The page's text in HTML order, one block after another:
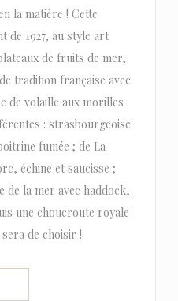
la matière ! Cette
de 1927, au style art
de fruits de mer,
tradition française avec
de volaille aux morilles
: strasbourgeoise
fumée ; de La
échine et saucisse ;
de la mer avec haddock,
une choucroute royale
de choisir !
I ET NYT VINDUE))